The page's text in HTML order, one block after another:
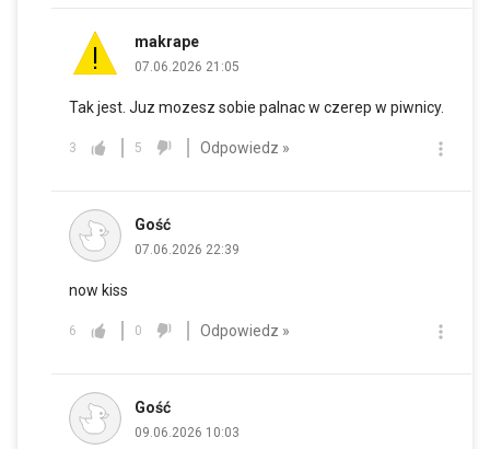
makrape
07.06.2026 21:05
Tak jest. Juz mozesz sobie palnac w czerep w piwnicy.
3 5 Odpowiedz »
Gość
07.06.2026 22:39
now kiss
6 0 Odpowiedz »
Gość
09.06.2026 10:03